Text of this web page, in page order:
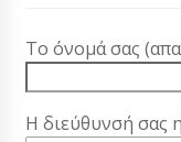
Το όνομά σας
Η διεύθυνσή σας